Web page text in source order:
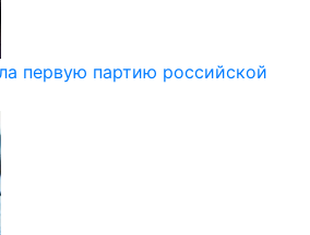
первую партию российской